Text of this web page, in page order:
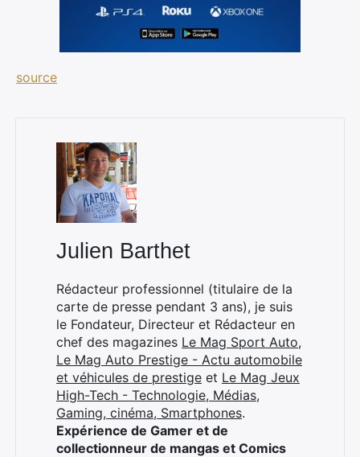
source
Julien Barthet
Rédacteur professionnel (titulaire de la
carte de presse pendant 3 ans), je suis
le Fondateur, Directeur et Rédacteur en
chef des magazines Le Mag Sport Auto,
Le Mag Auto Prestige - Actu automobile
et véhicules de prestige et Le Mag Jeux
High-Tech - Technologie, Médias,
Gaming, cinéma, Smartphones.
Expérience de Gamer et de
collectionneur de mangas et Comics